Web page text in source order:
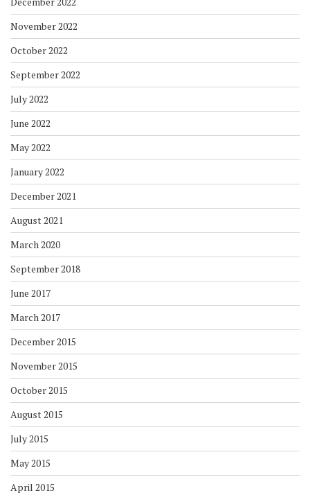
November 2022
October 2022
September 2022
July 2022
June 2022
May 2022
January 2022
December 2021
August 2021
March 2020
September 2018
June 2017
March 2017
December 2015
November 2015
October 2015
August 2015
July 2015
May 2015
April 2015